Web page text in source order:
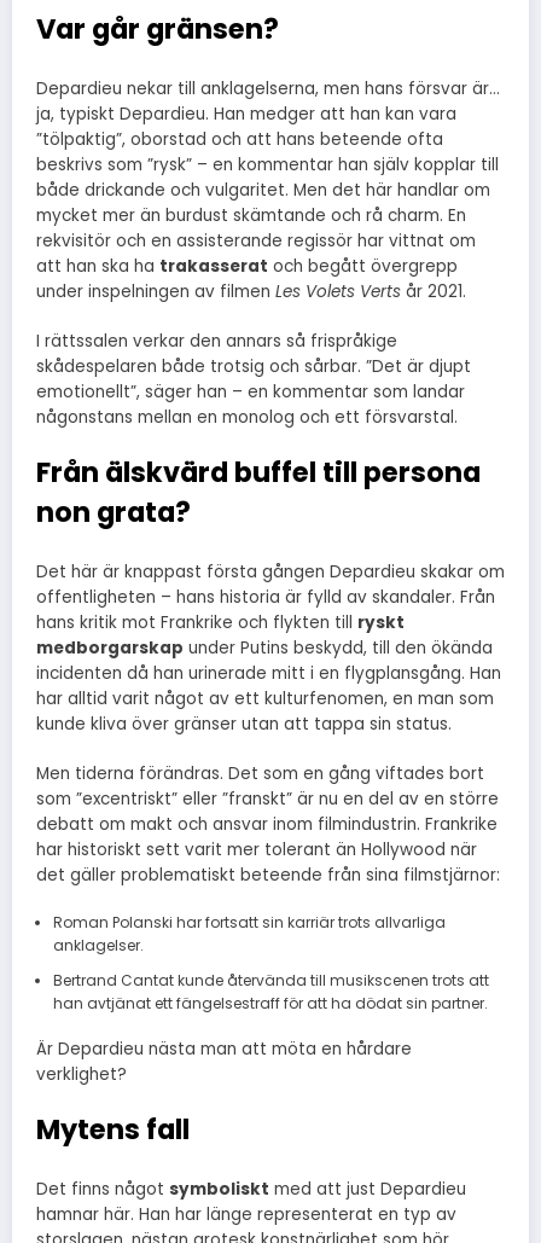
Var går gränsen?
Depardieu nekar till anklagelserna, men hans försvar är…
ja, typiskt Depardieu. Han medger att han kan vara
”tölpaktig”, oborstad och att hans beteende ofta
beskrivs som ”rysk” – en kommentar han själv kopplar till
både drickande och vulgaritet. Men det här handlar om
mycket mer än burdust skämtande och rå charm. En
rekvisitör och en assisterande regissör har vittnat om
att han ska ha trakasserat och begått övergrepp
under inspelningen av filmen Les Volets Verts år 2021.
I rättssalen verkar den annars så frispråkige
skådespelaren både trotsig och sårbar. ”Det är djupt
emotionellt”, säger han – en kommentar som landar
någonstans mellan en monolog och ett försvarstal.
Från älskvärd buffel till persona
non grata?
Det här är knappast första gången Depardieu skakar om
offentligheten – hans historia är fylld av skandaler. Från
hans kritik mot Frankrike och flykten till ryskt
medborgarskap under Putins beskydd, till den ökända
incidenten då han urinerade mitt i en flygplansgång. Han
har alltid varit något av ett kulturfenomen, en man som
kunde kliva över gränser utan att tappa sin status.
Men tiderna förändras. Det som en gång viftades bort
som ”excentriskt” eller ”franskt” är nu en del av en större
debatt om makt och ansvar inom filmindustrin. Frankrike
har historiskt sett varit mer tolerant än Hollywood när
det gäller problematiskt beteende från sina filmstjärnor:
Roman Polanski har fortsatt sin karriär trots allvarliga
anklagelser.
Bertrand Cantat kunde återvända till musikscenen trots att
han avtjänat ett fängelsestraff för att ha dödat sin partner.
Är Depardieu nästa man att möta en hårdare
verklighet?
Mytens fall
Det finns något symboliskt med att just Depardieu
hamnar här. Han har länge representerat en typ av